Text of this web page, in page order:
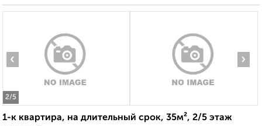
2/5
‹ ›
1-к квартира, на длительный срок, 35м², 2/5 этаж